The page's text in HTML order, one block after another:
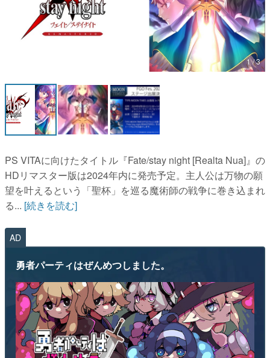
カテゴリ
女性向け
アプリレビュー
電ファミニコゲーマーとは？
運営：株式会社マレ
1 / 3
PS VITAに向けたタイトル『Fate/stay night [Realta Nua]』の
HDリマスター版は2024年内に発売予定。主人公は万物の願
望を叶えるという「聖杯」を巡る魔術師の戦争に巻き込まれ
る... [続きを読む]
AD
勇者パーティはぜんめつしました。